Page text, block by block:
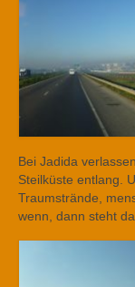
Bei Jadida
Steilküste entlang.
Traumstrände,
wenn, dann steht